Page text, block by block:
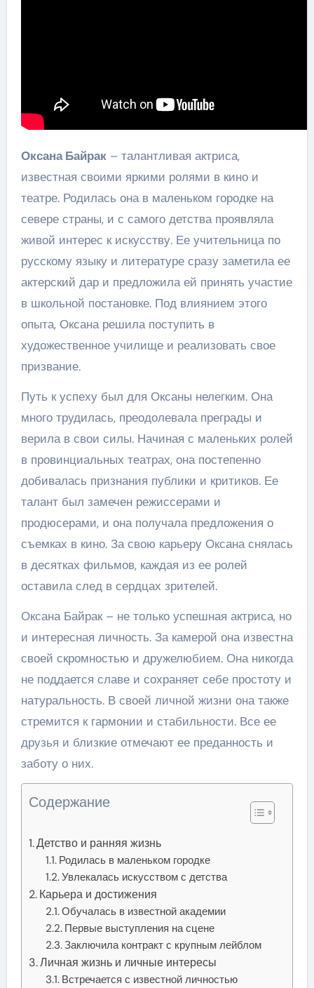
Оксана Байрак– талантливая актриса,
известная своими яркими ролями в кино и
театре. Родилась она в маленьком городке на
севере страны, и с самого детства проявляла
живой интерес к искусству. Ее учительница по
русскому языку и литературе сразу заметила ее
актерский дар и предложила ей принять участие
в школьной постановке. Под влиянием этого
опыта, Оксана решила поступить в
художественное училище и реализовать свое
призвание.
Путь к успеху был для Оксаны нелегким. Она
много трудилась, преодолевала преграды и
верила в свои силы. Начиная с маленьких ролей
в провинциальных театрах, она постепенно
добивалась признания публики и критиков. Ее
талант был замечен режиссерами и
продюсерами, и она получала предложения о
съемках в кино. За свою карьеру Оксана снялась
в десятках фильмов, каждая из ее ролей
оставила след в сердцах зрителей.
Оксана Байрак – не только успешная актриса, но
и интересная личность. За камерой она известна
своей скромностью и дружелюбием. Она никогда
не поддается славе и сохраняет себе простоту и
натуральность. В своей личной жизни она также
стремится к гармонии и стабильности. Все ее
друзья и близкие отмечают ее преданность и
заботу о них.
Содержание
Детство и ранняя жизнь
Родилась в маленьком городке
Увлекалась искусством с детства
Карьера и достижения
Обучалась в известной академии
Первые выступления на сцене
Заключила контракт с крупным лейблом
Личная жизнь и личные интересы
Встречается с известной личностью